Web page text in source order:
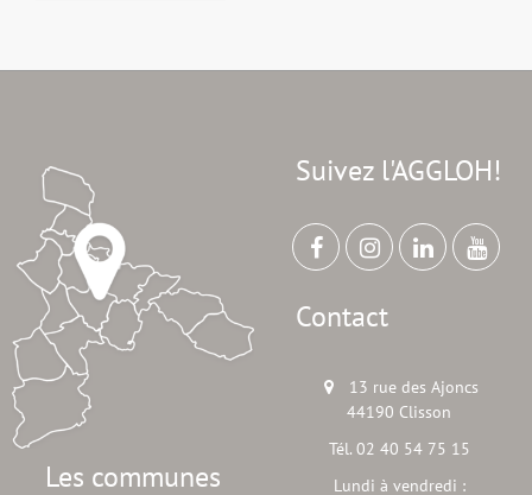
Les communes
Suivez l'AGGLOH!
Contact
13 rue des Ajoncs
44190 Clisson
Tél. 02 40 54 75 15
Lundi à vendredi :